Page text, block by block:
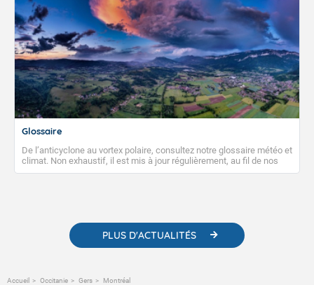
Glossaire
De l’anticyclone au vortex polaire, consultez notre glossaire météo et
climat. Non exhaustif, il est mis à jour régulièrement, au fil de nos
publications. Vous y trouverez également des liens utiles vers nos
PLUS D'ACTUALITÉS
Accueil Occitanie Gers Montréal